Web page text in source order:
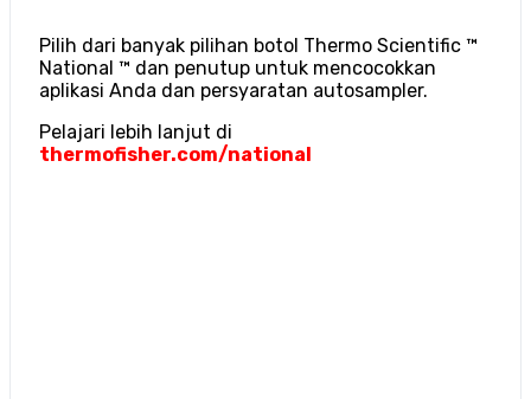
Pilih dari banyak pilihan botol Thermo Scientific ™
National ™ dan penutup untuk mencocokkan
aplikasi Anda dan persyaratan autosampler.
Pelajari lebih lanjut di
thermofisher.com/national